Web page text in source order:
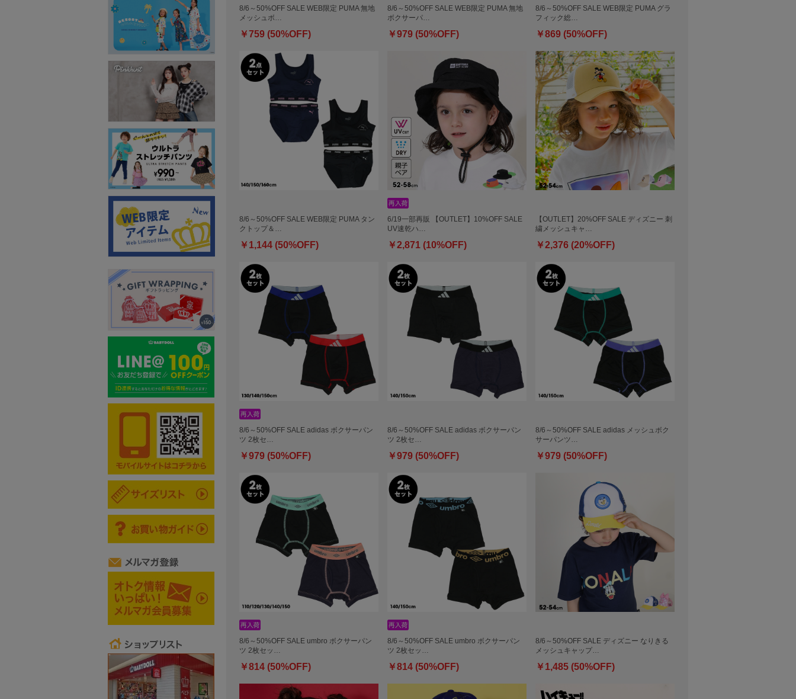
8/6～50%OFF SALE WEB限定 PUMA 無地
メッシュボ…
￥759 (50%OFF)
8/6～50%OFF SALE WEB限定 PUMA 無地
ボクサーパ…
￥979 (50%OFF)
8/6～50%OFF SALE WEB限定 PUMA グラ
フィック総…
￥869 (50%OFF)
8/6～50%OFF SALE WEB限定 PUMA タン
クトップ＆…
￥1,144 (50%OFF)
6/19一部再販 【OUTLET】10%OFF SALE
UV速乾ハ…
￥2,871 (10%OFF)
【OUTLET】20%OFF SALE ディズニー 刺
繍メッシュキャ…
￥2,376 (20%OFF)
8/6～50%OFF SALE adidas ボクサーパン
ツ 2枚セ…
￥979 (50%OFF)
8/6～50%OFF SALE adidas ボクサーパン
ツ 2枚セ…
￥979 (50%OFF)
8/6～50%OFF SALE adidas メッシュボク
サーパンツ…
￥979 (50%OFF)
8/6～50%OFF SALE umbro ボクサーパン
ツ 2枚セッ…
￥814 (50%OFF)
8/6～50%OFF SALE umbro ボクサーパン
ツ 2枚セッ…
￥814 (50%OFF)
8/6～50%OFF SALE ディズニー なりきる
メッシュキャップ…
￥1,485 (50%OFF)